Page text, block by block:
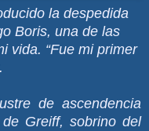
la despedida
Boris, una de las
vida. “Fue mi primer
de ascendencia
Greiff, sobrino del